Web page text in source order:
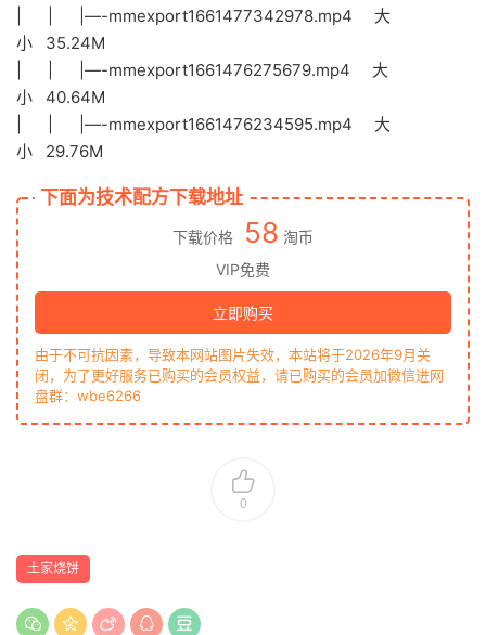
| | |—-mmexport1661477342978.mp4 大
小 35.24M
| | |—-mmexport1661476275679.mp4 大
小 40.64M
| | |—-mmexport1661476234595.mp4 大
小 29.76M
下面为技术配方下载地址
下载价格 58 淘币
VIP免费
立即购买
由于不可抗因素，导致本网站图片失效，本站将于2026年9月关
闭，为了更好服务已购买的会员权益，请已购买的会员加微信进网
盘群：wbe6266
0
土家烧饼